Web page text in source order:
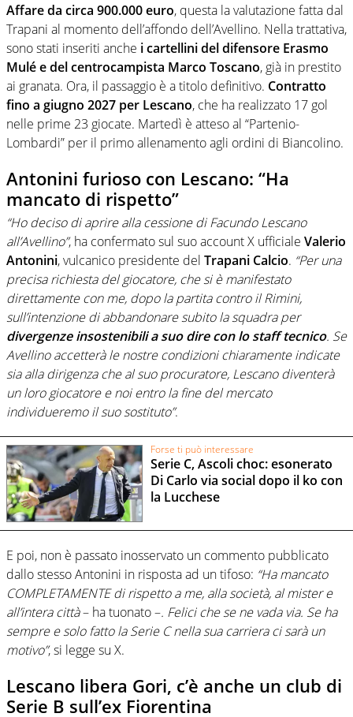
Affare da circa 900.000 euro, questa la valutazione fatta dal
Trapani al momento dell’affondo dell’Avellino. Nella trattativa,
sono stati inseriti anche i cartellini del difensore Erasmo
Mulé e del centrocampista Marco Toscano, già in prestito
ai granata. Ora, il passaggio è a titolo definitivo. Contratto
fino a giugno 2027 per Lescano, che ha realizzato 17 gol
nelle prime 23 giocate. Martedì è atteso al “Partenio-
Lombardi” per il primo allenamento agli ordini di Biancolino.
Antonini furioso con Lescano: “Ha
mancato di rispetto”
“Ho deciso di aprire alla cessione di Facundo Lescano
all’Avellino”, ha confermato sul suo account X ufficiale Valerio
Antonini, vulcanico presidente del Trapani Calcio. “Per una
precisa richiesta del giocatore, che si è manifestato
direttamente con me, dopo la partita contro il Rimini,
sull’intenzione di abbandonare subito la squadra per
divergenze insostenibili a suo dire con lo staff tecnico. Se
Avellino accetterà le nostre condizioni chiaramente indicate
sia alla dirigenza che al suo procuratore, Lescano diventerà
un loro giocatore e noi entro la fine del mercato
individueremo il suo sostituto”.
Forse ti può interessare
Serie C, Ascoli choc: esonerato
Di Carlo via social dopo il ko con
la Lucchese
E poi, non è passato inosservato un commento pubblicato
dallo stesso Antonini in risposta ad un tifoso: “Ha mancato
COMPLETAMENTE di rispetto a me, alla società, al mister e
all’intera città– ha tuonato –. Felici che se ne vada via. Se ha
sempre e solo fatto la Serie C nella sua carriera ci sarà un
motivo”, si legge su X.
Lescano libera Gori, c’è anche un club di
Serie B sull’ex Fiorentina